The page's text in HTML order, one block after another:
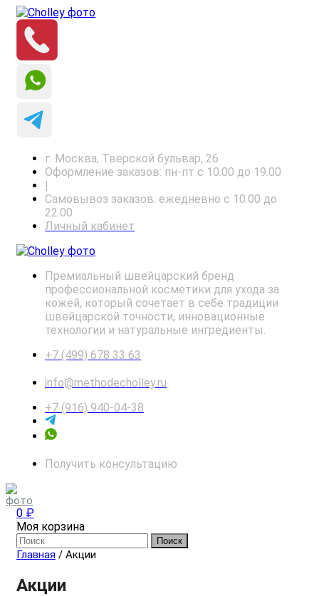
г. Москва, Тверской бульвар, 26
Оформление заказов: пн-пт с 10.00 до 19.00
|
Самовывоз заказов: ежедневно с 10.00 до
22.00
Личный кабинет
Премиальный швейцарский бренд
профессиональной косметики для ухода за
кожей, который сочетает в себе традиции
швейцарской точности, инновационные
технологии и натуральные ингредиенты.
+7 (499) 678 33 63
info@methodecholley.ru
+7 (916) 940-04-38
Получить консультацию
0 ₽
Моя корзина
Поиск
Главная / Акции
Акции